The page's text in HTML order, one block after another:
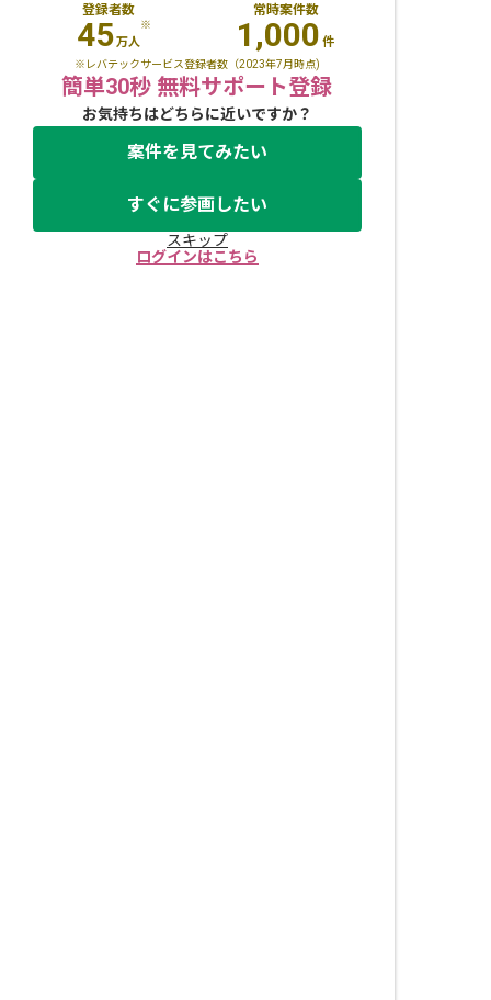
登録者数
45万人
※
常時案件数
1,000 件
※レバテックサービス登録者数（2023年7月時点)
簡単30秒 無料サポート登録
お気持ちはどちらに近いですか？
案件を見てみたい
すぐに参画したい
スキップ
ログインはこちら